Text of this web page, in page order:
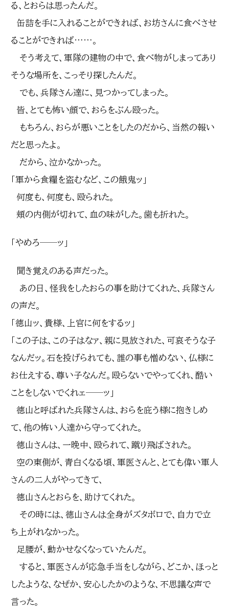
る、とおらは思ったんだ。
缶詰を手に入れることができれば、お坊さんに食べさせ
ることができれば……。
そう考えて、軍隊の建物の中で、食べ物がしまってあり
そうな場所を、こっそり探したんだ。
でも、兵隊さん達に、見つかってしまった。
皆、とても怖い顔で、おらをぶん殴った。
もちろん、おらが悪いことをしたのだから、当然の報い
だと思ったよ。
だから、泣かなかった。
「軍から食糧を盗むなど、この餓鬼ッ」
何度も、何度も、殴られた。
頬の内側が切れて、血の味がした。歯も折れた。
「やめろ──ッ」
聞き覚えのある声だった。
あの日、怪我をしたおらの事を助けてくれた、兵隊さん
の声だ。
「徳山ッ、貴様、上官に何をするッ」
「この子は、この子はなァ、親に見放された、可哀そうな子
なんだッ。石を投げられても、誰の事も憎めない、仏様に
お仕えする、尊い子なんだ。殴らないでやってくれ、酷い
ことをしないでくれェ──ッ」
徳山と呼ばれた兵隊さんは、おらを庇う様に抱きしめ
て、他の怖い人達から守ってくれた。
徳山さんは、一晩中、殴られて、蹴り飛ばされた。
空の東側が、青白くなる頃、軍医さんと、とても偉い軍人
さんの二人がやってきて、
徳山さんとおらを、助けてくれた。
その時には、徳山さんは全身がズタボロで、自力で立
ち上がれなかった。
足腰が、動かせなくなっていたんだ。
すると、軍医さんが応急手当をしながら、どこか、ほっと
したような、なぜか、安心したかのような、不思議な声で
言った。